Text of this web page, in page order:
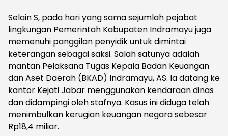
‎Selain S, pada hari yang sama sejumlah pejabat
lingkungan Pemerintah Kabupaten Indramayu juga
memenuhi panggilan penyidik untuk dimintai
keterangan sebagai saksi. Salah satunya adalah
mantan Pelaksana Tugas Kepala Badan Keuangan
dan Aset Daerah (BKAD) Indramayu, AS. Ia datang ke
kantor Kejati Jabar menggunakan kendaraan dinas
dan didampingi oleh stafnya. Kasus ini diduga telah
menimbulkan kerugian keuangan negara sebesar
Rp18,4 miliar.